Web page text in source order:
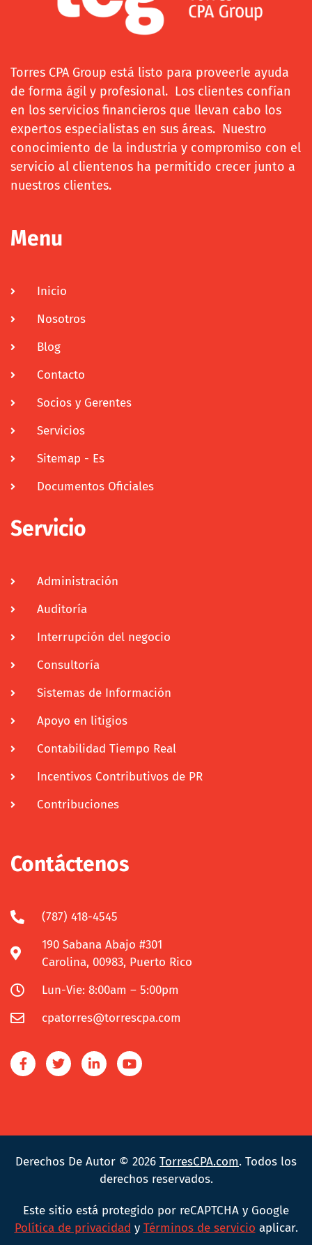
Torres CPA Group está listo para proveerle ayuda
de forma ágil y profesional. Los clientes confían
en los servicios financieros que llevan cabo los
expertos especialistas en sus áreas. Nuestro
conocimiento de la industria y compromiso con el
servicio al clientenos ha permitido crecer junto a
nuestros clientes.
Menu
Inicio
Nosotros
Blog
Contacto
Socios y Gerentes
Servicios
Sitemap - Es
Documentos Oficiales
Servicio
Administración
Auditoría
Interrupción del negocio
Consultoría
Sistemas de Información
Apoyo en litigios
Contabilidad Tiempo Real
Incentivos Contributivos de PR
Contribuciones
Contáctenos
(787) 418-4545
190 Sabana Abajo #301
Carolina, 00983, Puerto Rico
Lun-Vie: 8:00am – 5:00pm
cpatorres@torrescpa.com
Derechos De Autor © 2026 TorresCPA.com. Todos los
derechos reservados.
Este sitio está protegido por reCAPTCHA y Google
Política de privacidad y Términos de servicio aplicar.